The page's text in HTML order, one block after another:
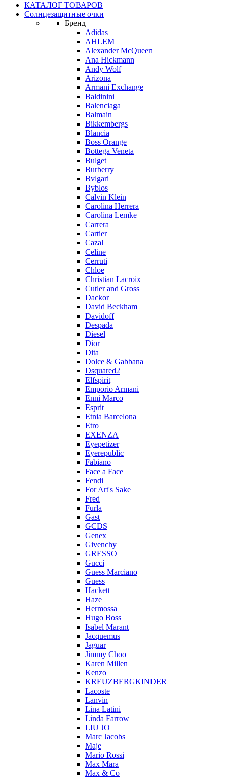
КАТАЛОГ ТОВАРОВ
Солнцезащитные очки
Бренд
Adidas
AHLEM
Alexander McQueen
Ana Hickmann
Andy Wolf
Arizona
Armani Exchange
Baldinini
Balenciaga
Balmain
Bikkembergs
Blancia
Boss Orange
Bottega Veneta
Bulget
Burberry
Bvlgari
Byblos
Calvin Klein
Carolina Herrera
Carolina Lemke
Carrera
Cartier
Cazal
Celine
Cerruti
Chloe
Christian Lacroix
Cutler and Gross
Dackor
David Beckham
Davidoff
Despada
Diesel
Dior
Dita
Dolce & Gabbana
Dsquared2
Elfspirit
Emporio Armani
Enni Marco
Esprit
Etnia Barcelona
Etro
EXENZA
Eyepetizer
Eyerepublic
Fabiano
Face a Face
Fendi
For Art's Sake
Fred
Furla
Gast
GCDS
Genex
Givenchy
GRESSO
Gucci
Guess Marciano
Guess
Hackett
Haze
Hermossa
Hugo Boss
Isabel Marant
Jacquemus
Jaguar
Jimmy Choo
Karen Millen
Kenzo
KREUZBERGKINDER
Lacoste
Lanvin
Lina Latini
Linda Farrow
LIU JO
Marc Jacobs
Maje
Mario Rossi
Max Mara
Max & Co